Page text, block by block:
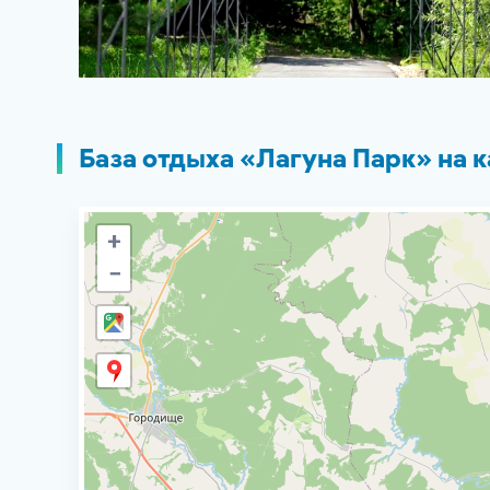
База отдыха «Лагуна Парк» на
+
−